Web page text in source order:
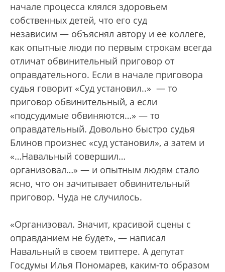
начале процесса клялся здоровьем
собственных детей, что его суд
независим — объяснял автору и ее коллеге,
как опытные люди по первым строкам всегда
отличат обвинительный приговор от
оправдательного. Если в начале приговора
судья говорит «Суд установил..» — то
приговор обвинительный, а если
«подсудимые обвиняются…» — то
оправдательный. Довольно быстро судья
Блинов произнес «суд установил», а затем и
«…Навальный совершил…
организовал…» — и опытным людям стало
ясно, что он зачитывает обвинительный
приговор. Чуда не случилось.
«Организовал. Значит, красивой сцены с
оправданием не будет», — написал
Навальный в своем твиттере. А депутат
Госдумы Илья Пономарев, каким-то образом